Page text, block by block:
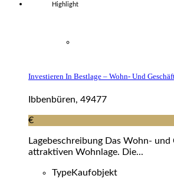
Highlight
Investieren In Bestlage – Wohn- Und
Ibbenbüren, 49477
€
Lagebeschreibung Das Wohn-
attraktiven Wohnlage. Die...
TypeKaufobjekt